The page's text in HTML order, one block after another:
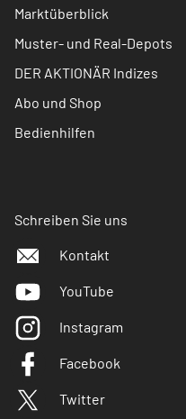
Marktüberblick
Muster- und Real-Depots
DER AKTIONÄR Indizes
Abo und Shop
Bedienhilfen
Schreiben Sie uns
Kontakt
YouTube
Instagram
Facebook
Twitter